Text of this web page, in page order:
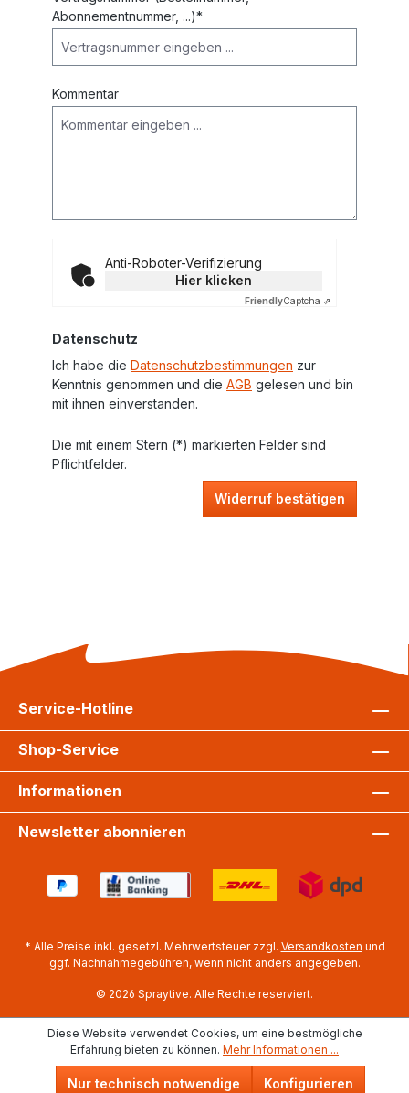
Abonnementnummer, ...)*
Kommentar
Anti-Roboter-Verifizierung
Hier klicken
FriendlyCaptcha ⇗
Datenschutz
Ich habe die Datenschutzbestimmungen zur
Kenntnis genommen und die AGB gelesen und bin
mit ihnen einverstanden.
Die mit einem Stern (*) markierten Felder sind
Pflichtfelder.
Widerruf bestätigen
Service-Hotline
Shop-Service
Informationen
Newsletter abonnieren
* Alle Preise inkl. gesetzl. Mehrwertsteuer zzgl. Versandkosten und
ggf. Nachnahmegebühren, wenn nicht anders angegeben.
© 2026 Spraytive. Alle Rechte reserviert.
Diese Website verwendet Cookies, um eine bestmögliche
Erfahrung bieten zu können. Mehr Informationen ...
Nur technisch notwendige Konfigurieren